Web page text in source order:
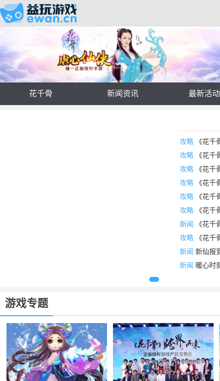
花千骨 新闻资讯 最新活动
攻略
《花
攻略
《花
攻略
《花
攻略
《花
攻略
《花
攻略
《花
新闻
《花
攻略
《花
新闻 新仙报
新闻 暖心时
游戏专题